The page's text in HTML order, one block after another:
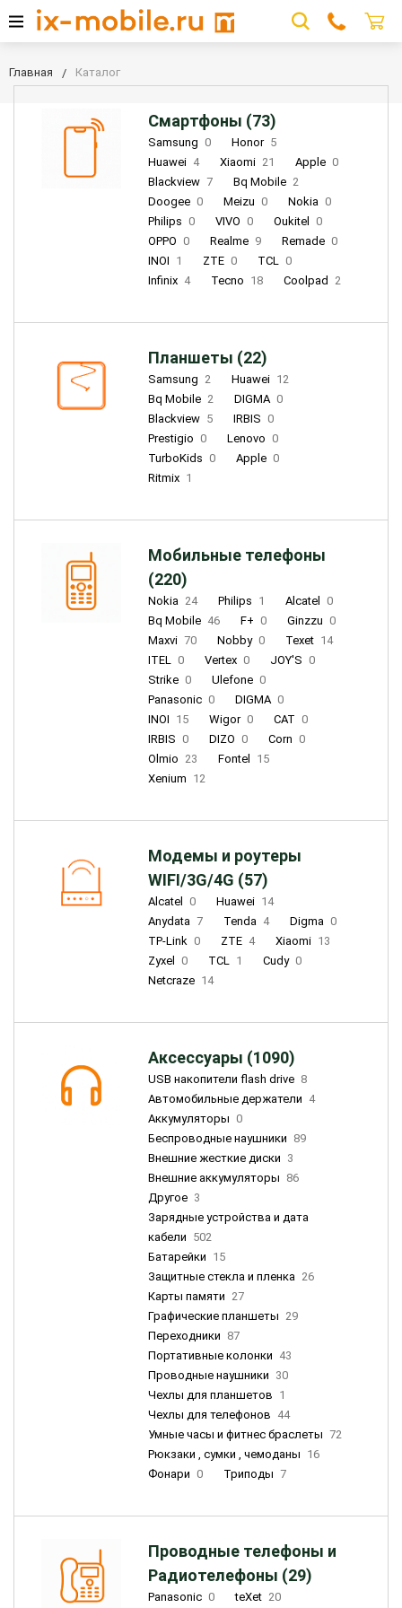
Главная Каталог
Смартфоны (73)
Samsung 0 Honor 5
Huawei 4 Xiaomi 21 Apple 0
Blackview 7 Bq Mobile 2
Doogee 0 Meizu 0 Nokia 0
Philips 0 VIVO 0 Oukitel
0
OPPO 0 Realme 9 Remade 0
INOI 1 ZTE 0 TCL 0
Infinix 4 Tecno 18 Coolpad 2
Планшеты (22)
Samsung 2 Huawei 12
Bq Mobile 2 DIGMA 0
Blackview 5 IRBIS 0
Prestigio 0 Lenovo 0
TurboKids 0 Apple 0
Ritmix 1
Мобильные телефоны
(220)
Nokia 24 Philips 1 Alcatel
0
Bq Mobile 46 F+ 0 Ginzzu 0
Maxvi 70 Nobby 0 Texet 14
ITEL 0 Vertex 0 JOY'S 0
Strike 0 Ulefone 0
Panasonic 0 DIGMA 0
INOI 15 Wigor 0 CAT 0
IRBIS 0 DIZO 0 Corn 0
Olmio 23 Fontel
15
Xenium 12
Модемы и роутеры
WIFI/3G/4G (57)
Alcatel 0 Huawei 14
Anydata 7 Tenda 4 Digma 0
TP-Link 0 ZTE 4 Xiaomi 13
Zyxel
0 TCL 1 Cudy 0
Netcraze 14
Аксессуары (1090)
USB накопители flash drive 8
Автомобильные держатели 4
Аккумуляторы 0
Беспроводные наушники 89
Внешние жесткие диски 3
Внешние аккумуляторы 86
Другое 3
Зарядные устройства и дата
кабели 502
Батарейки 15
Защитные стекла и пленка 26
Карты памяти 27
Графические планшеты 29
Переходники 87
Портативные колонки 43
Проводные наушники 30
Чехлы для планшетов 1
Чехлы для телефонов 44
Умные часы и фитнес браслеты 72
Рюкзаки , сумки , чемоданы 16
Фонари 0 Триподы 7
Проводные телефоны и
Радиотелефоны (29)
Panasonic 0 teXet 20